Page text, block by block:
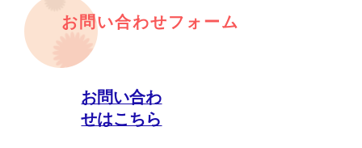
お問い合わせフォーム
お問い合わ
せはこちら